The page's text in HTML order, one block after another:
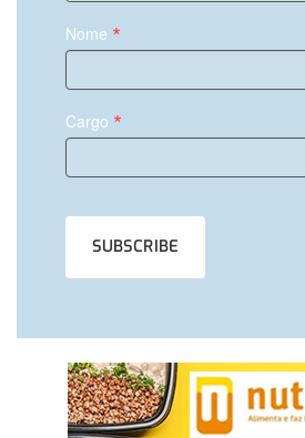
Nome *
Cargo *